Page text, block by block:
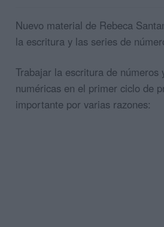
Nuevo material de Rebeca
la escritura y las series de
Trabajar la escritura de números
numéricas en el primer ciclo de
importante por varias razones: